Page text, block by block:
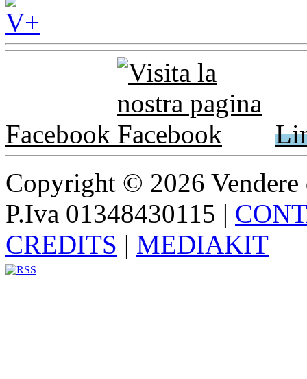
Facebook
Copyright © 2026
P.Iva 01348430115 |
CREDITS | MEDIAKIT